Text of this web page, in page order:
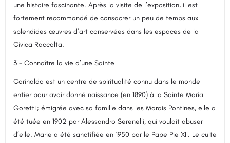
une histoire fascinante. Après la visite de l’exposition, il est
fortement recommandé de consacrer un peu de temps aux
splendides œuvres d’art conservées dans les espaces de la
Civica Raccolta.
3 - Connaître la vie d’une Sainte
Corinaldo est un centre de spiritualité connu dans le monde
entier pour avoir donné naissance (en 1890) à la Sainte Maria
Goretti ; émigrée avec sa famille dans les Marais Pontines, elle a
été tuée en 1902 par Alessandro Serenelli, qui voulait abuser
d’elle. Marie a été sanctifiée en 1950 par le Pape Pie XII. Le culte